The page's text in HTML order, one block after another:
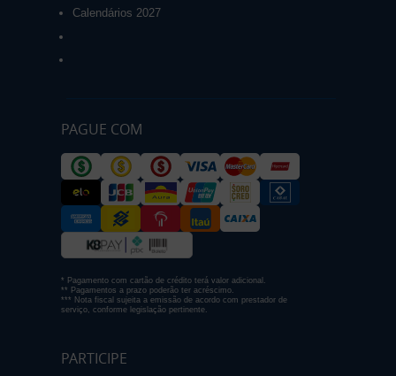
Calendários 2027
PAGUE COM
* Pagamento com cartão de crédito terá valor adicional.
** Pagamentos a prazo poderão ter acréscimo.
*** Nota fiscal sujeita a emissão de acordo com prestador de
serviço, conforme legislação pertinente.
PARTICIPE